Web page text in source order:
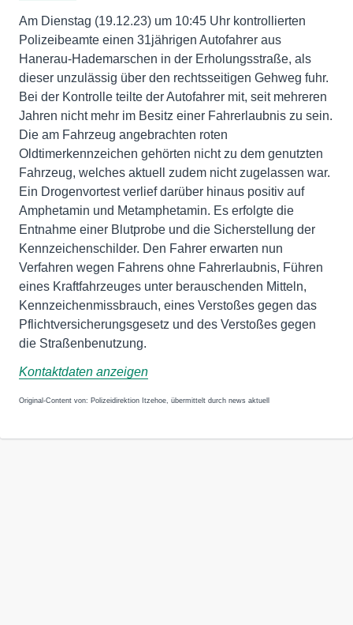
Am Dienstag (19.12.23) um 10:45 Uhr kontrollierten
Polizeibeamte einen 31jährigen Autofahrer aus
Hanerau-Hademarschen in der Erholungsstraße, als
dieser unzulässig über den rechtsseitigen Gehweg fuhr.
Bei der Kontrolle teilte der Autofahrer mit, seit mehreren
Jahren nicht mehr im Besitz einer Fahrerlaubnis zu sein.
Die am Fahrzeug angebrachten roten
Oldtimerkennzeichen gehörten nicht zu dem genutzten
Fahrzeug, welches aktuell zudem nicht zugelassen war.
Ein Drogenvortest verlief darüber hinaus positiv auf
Amphetamin und Metamphetamin. Es erfolgte die
Entnahme einer Blutprobe und die Sicherstellung der
Kennzeichenschilder. Den Fahrer erwarten nun
Verfahren wegen Fahrens ohne Fahrerlaubnis, Führen
eines Kraftfahrzeuges unter berauschenden Mitteln,
Kennzeichenmissbrauch, eines Verstoßes gegen das
Pflichtversicherungsgesetz und des Verstoßes gegen
die Straßenbenutzung.
Kontaktdaten anzeigen
Original-Content von: Polizeidirektion Itzehoe, übermittelt durch news aktuell